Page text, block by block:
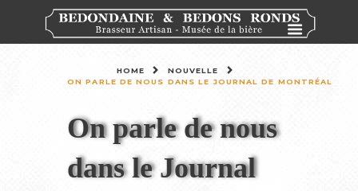
HOME
NOUVELLE
ON PARLE DE NOUS DANS LE JOURNAL DE MONTRÉAL
On parle de nous
dans le Journal